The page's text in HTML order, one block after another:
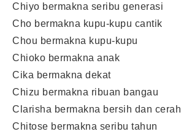
Chiyo bermakna seribu generasi
Cho bermakna kupu-kupu cantik
Chou bermakna kupu-kupu
Chioko bermakna anak
Cika bermakna dekat
Chizu bermakna ribuan bangau
Clarisha bermakna bersih dan cerah
Chitose bermakna seribu tahun